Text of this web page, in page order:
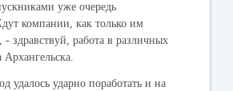
уже очередь
компании, как только им
- здравствуй, работа в различных
Архангельска.
удалось ударно поработать и на